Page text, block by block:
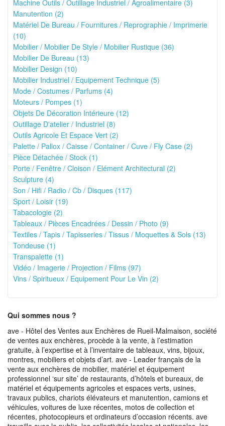
Machine Outils / Outillage Industriel / Agroalimentaire (3)
Manutention (2)
Matériel De Bureau / Fournitures / Reprographie / Imprimerie
(10)
Mobilier / Mobilier De Style / Mobilier Rustique (36)
Mobilier De Bureau (13)
Mobilier Design (10)
Mobilier Industriel / Equipement Technique (5)
Mode / Costumes / Parfums (4)
Moteurs / Pompes (1)
Objets De Décoration Intérieure (12)
Outillage D'atelier / Industriel (8)
Outils Agricole Et Espace Vert (2)
Palette / Pallox / Caisse / Container / Cuve / Fly Case (2)
Pièce Détachée / Stock (1)
Porte / Fenêtre / Cloison / Elément Architectural (2)
Sculpture (4)
Son / Hifi / Radio / Cb / Disques (117)
Sport / Loisir (19)
Tabacologie (2)
Tableaux / Pièces Encadrées / Dessin / Photo (9)
Textiles / Tapis / Tapisseries / Tissus / Moquettes & Sols (13)
Tondeuse (1)
Transpalette (1)
Vidéo / Imagerie / Projection / Films (97)
Vins / Spiritueux / Equipement Pour Le Vin (2)
Qui sommes nous ?
ave - Hôtel des Ventes aux Enchères de Rueil-Malmaison, société
de ventes aux enchères, procède à la vente, à l’estimation
gratuite, à l’expertise et à l’inventaire de tableaux, vins, bijoux,
montres, mobiliers et objets d’art. ave - Leader français de la
vente aux enchères de mobilier, matériel et équipement
professionnel ‘sur site’ de restaurants, d’hôtels et bureaux, de
matériel et équipements agricoles et espaces verts, usines,
travaux publics, chariots élévateurs et manutention, camions et
véhicules, voitures de luxe récentes, motos de collection et
récentes, photocopieurs et ordinateurs d’occasion récents. ave